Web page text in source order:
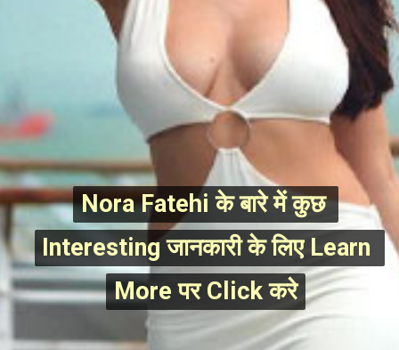
Nora Fatehi के बारे में कुछ
Interesting जानकारी के लिए Learn
More पर Click करे
Nora Fatehi के बारे में कुछ
Interesting जानकारी के लिए Learn
More पर Click करे